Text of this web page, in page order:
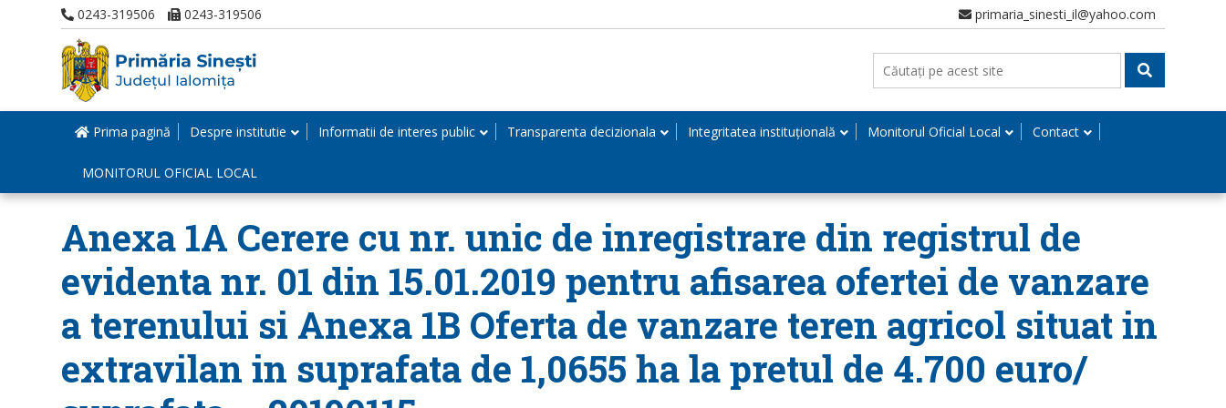
0243-319506 0243-319506 primaria_sinesti_il@yahoo.com
Prima pagină Despre institutie Informatii de interes public Transparenta decizionala Integritatea instituțională Monitorul Oficial Local Contact
MONITORUL OFICIAL LOCAL
Anexa 1A Cerere cu nr. unic de inregistrare din registrul de
evidenta nr. 01 din 15.01.2019 pentru afisarea ofertei de vanzare
a terenului si Anexa 1B Oferta de vanzare teren agricol situat in
extravilan in suprafata de 1,0655 ha la pretul de 4.700 euro/